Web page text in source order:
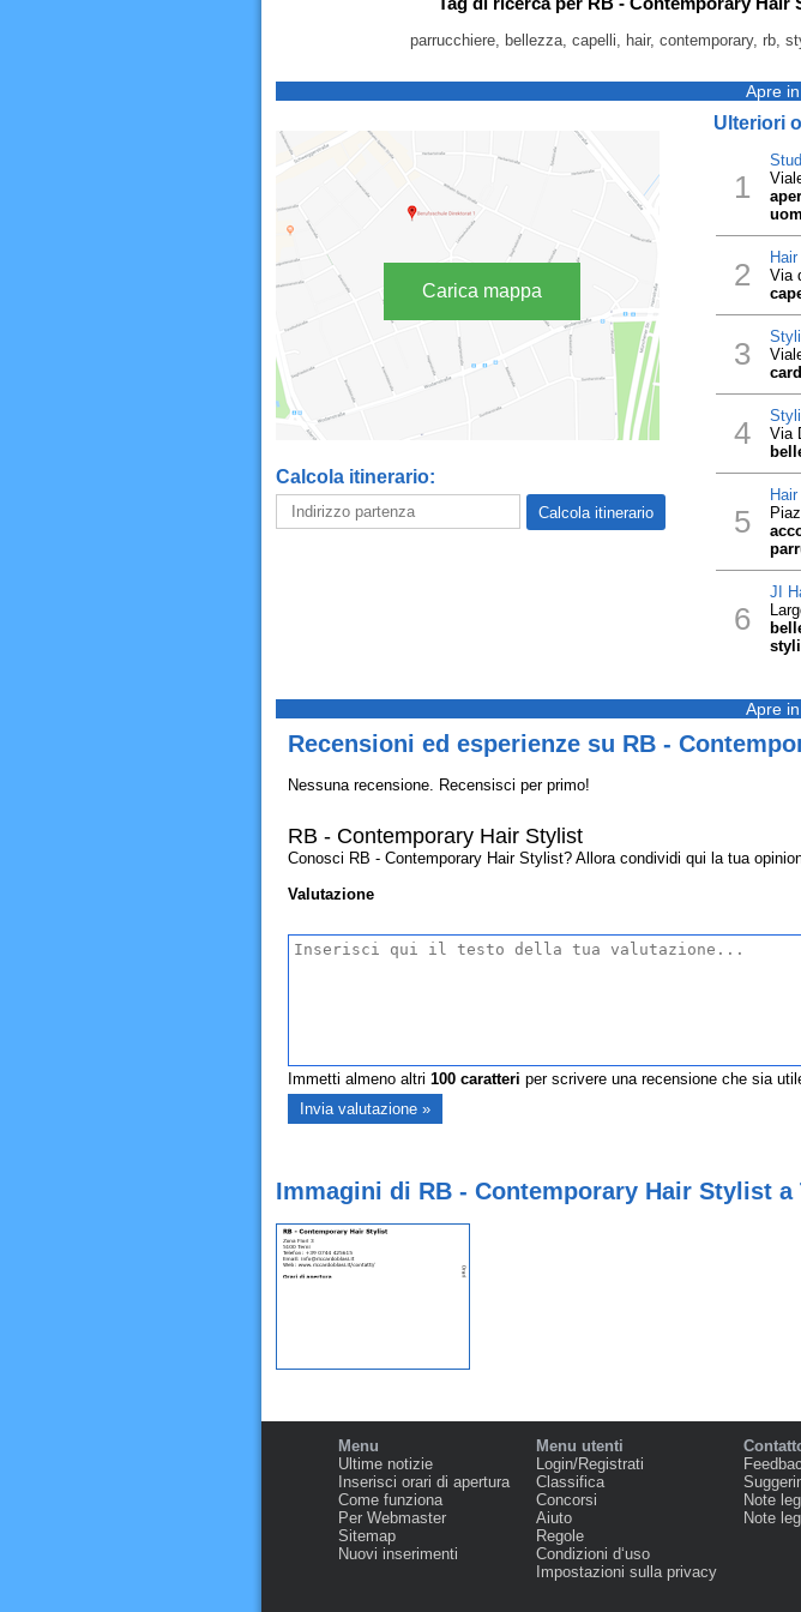
parrucchiere, bellezza, capelli, hair, contemporary, rb,
Apre
Carica mappa
Calcola itinerario:
Ulteriori
1
2
Via
3
4
Via
5
6
JI
Apre
Recensioni ed esperienze su RB -
Nessuna recensione. Recensisci per primo!
RB - Contemporary Hair Stylist
Conosci RB - Contemporary Hair Stylist? Allora condividi qui la tua
Valutazione
Immetti almeno altri 100caratteri per scrivere una recensione che sia
Immagini di RB - Contemporary Hair Stylist a
Menu
Ultime notizie
Inserisci orari di apertura
Come funziona
Per Webmaster
Sitemap
Nuovi inserimenti
Menu utenti
Login/Registrati
Classifica
Concorsi
Aiuto
Regole
Condizioni d‘uso
Impostazioni sulla privacy
Note
Note